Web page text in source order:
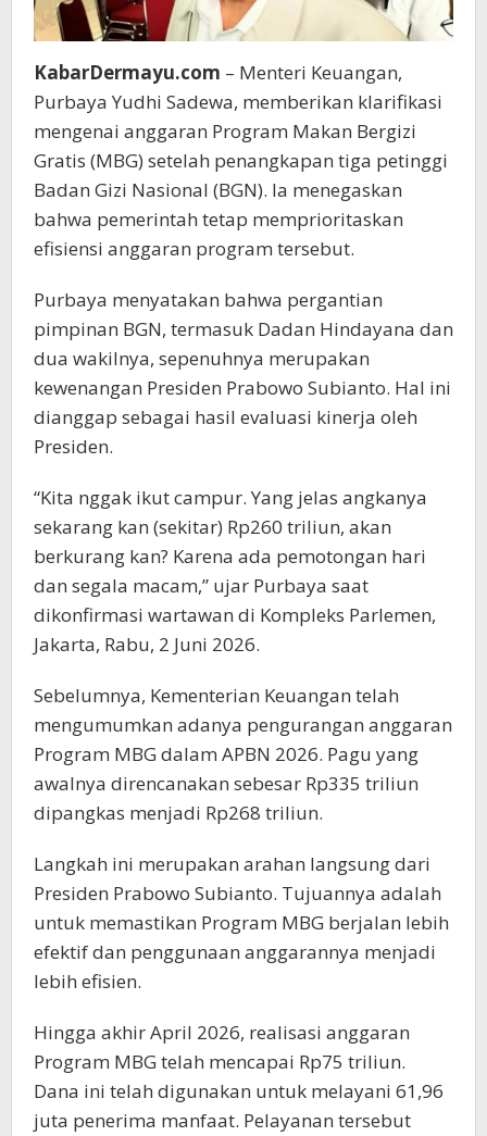
KabarDermayu.com – Menteri Keuangan,
Purbaya Yudhi Sadewa, memberikan klarifikasi
mengenai anggaran Program Makan Bergizi
Gratis (MBG) setelah penangkapan tiga petinggi
Badan Gizi Nasional (BGN). Ia menegaskan
bahwa pemerintah tetap memprioritaskan
efisiensi anggaran program tersebut.
Purbaya menyatakan bahwa pergantian
pimpinan BGN, termasuk Dadan Hindayana dan
dua wakilnya, sepenuhnya merupakan
kewenangan Presiden Prabowo Subianto. Hal ini
dianggap sebagai hasil evaluasi kinerja oleh
Presiden.
“Kita nggak ikut campur. Yang jelas angkanya
sekarang kan (sekitar) Rp260 triliun, akan
berkurang kan? Karena ada pemotongan hari
dan segala macam,” ujar Purbaya saat
dikonfirmasi wartawan di Kompleks Parlemen,
Jakarta, Rabu, 2 Juni 2026.
Sebelumnya, Kementerian Keuangan telah
mengumumkan adanya pengurangan anggaran
Program MBG dalam APBN 2026. Pagu yang
awalnya direncanakan sebesar Rp335 triliun
dipangkas menjadi Rp268 triliun.
Langkah ini merupakan arahan langsung dari
Presiden Prabowo Subianto. Tujuannya adalah
untuk memastikan Program MBG berjalan lebih
efektif dan penggunaan anggarannya menjadi
lebih efisien.
Hingga akhir April 2026, realisasi anggaran
Program MBG telah mencapai Rp75 triliun.
Dana ini telah digunakan untuk melayani 61,96
juta penerima manfaat. Pelayanan tersebut